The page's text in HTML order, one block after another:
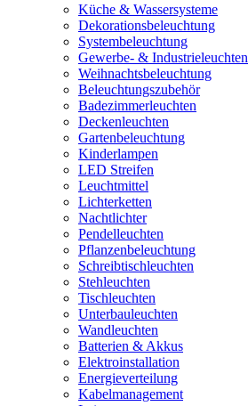
Küche & Wassersysteme
Dekorationsbeleuchtung
Systembeleuchtung
Gewerbe- & Industrieleuchten
Weihnachtsbeleuchtung
Beleuchtungszubehör
Badezimmerleuchten
Deckenleuchten
Gartenbeleuchtung
Kinderlampen
LED Streifen
Leuchtmittel
Lichterketten
Nachtlichter
Pendelleuchten
Pflanzenbeleuchtung
Schreibtischleuchten
Stehleuchten
Tischleuchten
Unterbauleuchten
Wandleuchten
Batterien & Akkus
Elektroinstallation
Energieverteilung
Kabelmanagement